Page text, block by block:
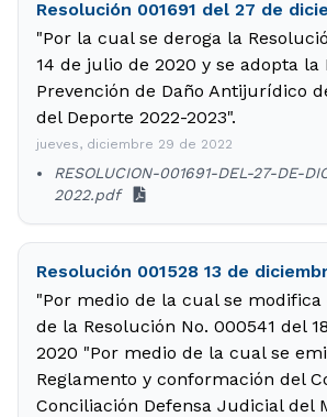
Resolución 001691 del 27 de
"Por la cual se deroga la
14 de julio de 2020 y se adopta la
Prevención de Daño Antijurídico
del Deporte 2022-2023".
jueves, diciembre 29 de 2022
RESOLUCION-001691-DEL-27-DE-
2022.pdf
Resolución 001528 13 de
"Por medio de la cual se
de la Resolución No. 000541 del
2020 "Por medio de la cual se
Reglamento y conformación del
Conciliación Defensa Judicial del